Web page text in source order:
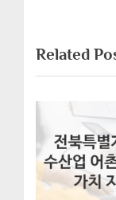
게
이
o
u
o
s
t
P
:
Related